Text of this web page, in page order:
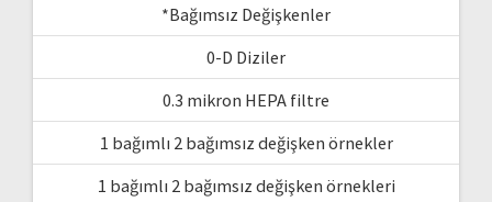
*Bağımsız Değişkenler
0-D Diziler
0.3 mikron HEPA filtre
1 bağımlı 2 bağımsız değişken örnekler
1 bağımlı 2 bağımsız değişken örnekleri